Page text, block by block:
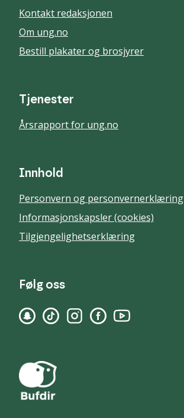
Kontakt redaksjonen
Om ung.no
Bestill plakater og brosjyrer
Tjenester
Årsrapport for ung.no
Innhold
Personvern og personvernerklæring
Informasjonskapsler (cookies)
Tilgjengelighetserklæring
Følg oss